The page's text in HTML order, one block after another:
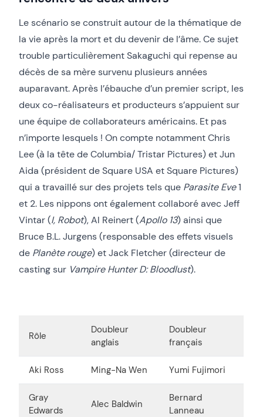
Le scénario se construit autour de la thématique de
la vie après la mort et du devenir de l’âme. Ce sujet
trouble particulièrement Sakaguchi qui repense au
décès de sa mère survenu plusieurs années
auparavant. Après l’ébauche d’un premier script, les
deux co-réalisateurs et producteurs s’appuient sur
une équipe de collaborateurs américains. Et pas
n’importe lesquels ! On compte notamment Chris
Lee (à la tête de Columbia/ Tristar Pictures) et Jun
Aida (président de Square USA et Square Pictures)
qui a travaillé sur des projets tels que Parasite Eve1
et 2. Les nippons ont également collaboré avec Jeff
Vintar (I, Robot), Al Reinert (Apollo 13) ainsi que
Bruce B.L. Jurgens (responsable des effets visuels
de Planète rouge) et Jack Fletcher (directeur de
casting sur Vampire Hunter D: Bloodlust).
Rôle
Doubleur
anglais
Doubleur
français
Aki Ross Ming-Na Wen Yumi Fujimori
Gray
Edwards
Alec Baldwin
Bernard
Lanneau